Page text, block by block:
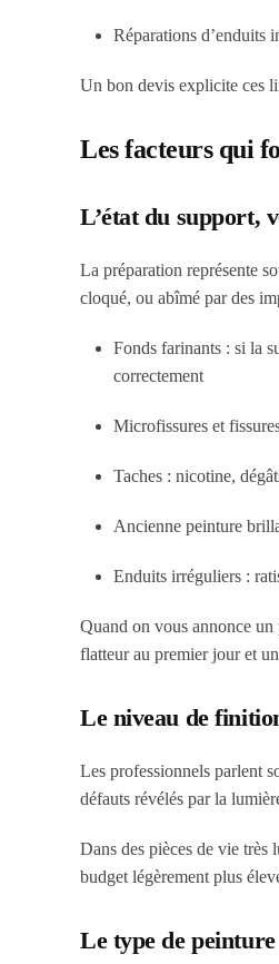
Réparations d’enduits
Un bon devis explicite ces
Les facteurs qui
L’état du support,
La préparation représente
cloqué, ou abîmé par des
Fonds farinants : si la
correctement
Microfissures et
Taches : nicotine,
Ancienne peinture
Enduits irréguliers :
Quand on vous annonce un
flatteur au premier jour et
Le niveau de
Les professionnels parlent
défauts révélés par la
Dans des pièces de vie très
budget légèrement plus
Le type de